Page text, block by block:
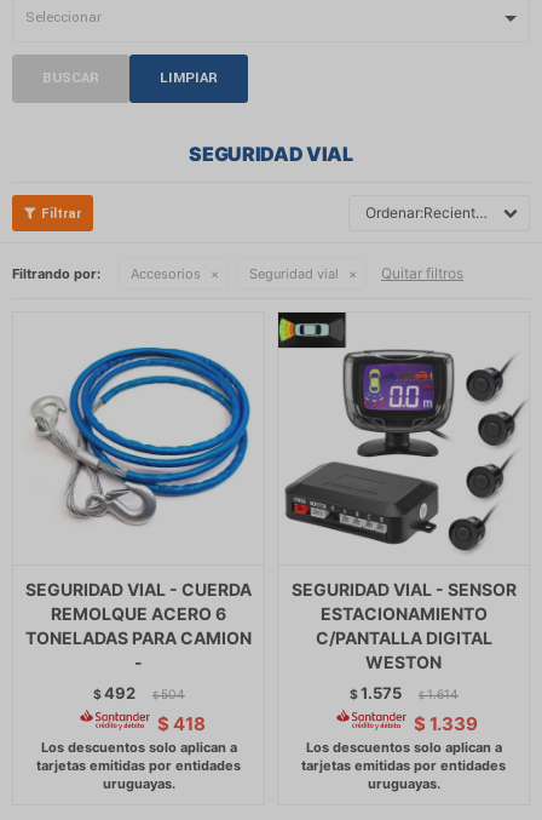
BUSCAR LIMPIAR
SEGURIDAD VIAL
Recientes
Filtrando por: Accesorios Seguridad vial Quitar filtros
SEGURIDAD VIAL - CUERDA
REMOLQUE ACERO 6
TONELADAS PARA CAMION
-
$492 $ 504
$ 418
SEGURIDAD VIAL - SENSOR
ESTACIONAMIENTO
C/PANTALLA DIGITAL
WESTON
$1.575 $ 1.614
$ 1.339